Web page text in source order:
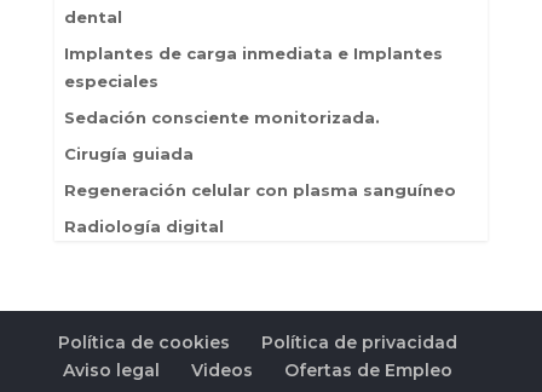
dental
Implantes de carga inmediata e Implantes
especiales
Sedación consciente monitorizada.
Cirugía guiada
Regeneración celular con plasma sanguíneo
Radiología digital
Política de cookies
Política de privacidad
Aviso legal
Videos Ofertas de Empleo